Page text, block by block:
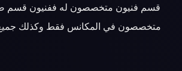
قسم فنيون متخصصون له ففنيون قسم
متخصصون في المكانس فقط وكذلك جميع